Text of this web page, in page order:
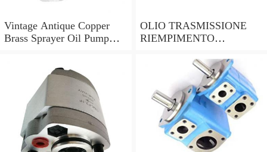
Vintage Antique Copper
Brass Sprayer Oil Pump
OLIO TRASMISSIONE
RIEMPIMENTO
pompa a mano 7 LITRI e
15 ADATTATORI DSG